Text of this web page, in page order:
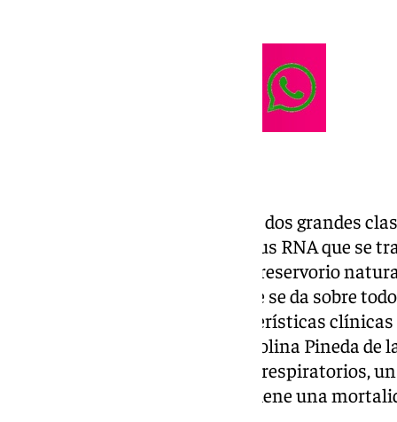
Ambos distinguen, de inicio, las dos grandes
momento conocidas. “Es un virus RNA que se
de los roedores y la orina. Es su reservorio
“Hay dos grandes tipos: uno que se da sobre
Europa y que tiene unas características
de riñón, sobre todo”, abunda Molina Pineda
variante que provoca síntomas respiratorios,
potencialmente grave y que sí tiene una